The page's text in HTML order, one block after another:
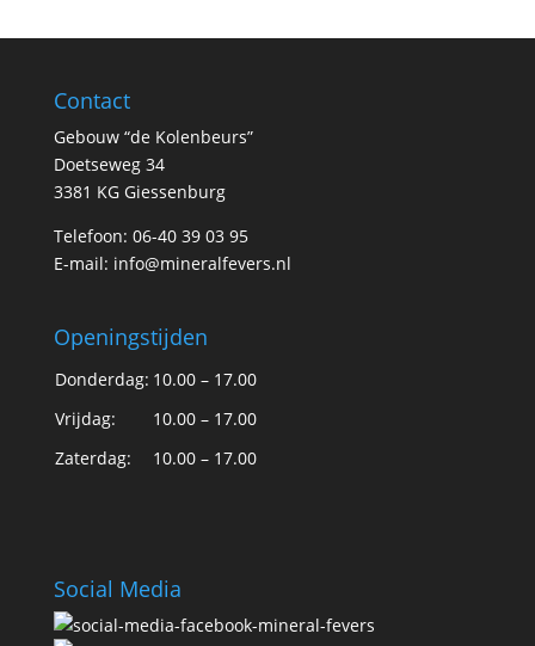
Contact
Gebouw “de Kolenbeurs”
Doetseweg 34
3381 KG Giessenburg
Telefoon: 06-40 39 03 95
E-mail: info@mineralfevers.nl
Openingstijden
Donderdag: 10.00 – 17.00
Vrijdag:
10.00 – 17.00
Zaterdag:
10.00 – 17.00
Social Media